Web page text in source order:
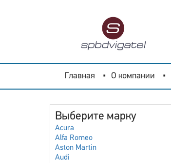
Главная О компании
Выберите марку
Acura
Alfa Romeo
Aston Martin
Audi